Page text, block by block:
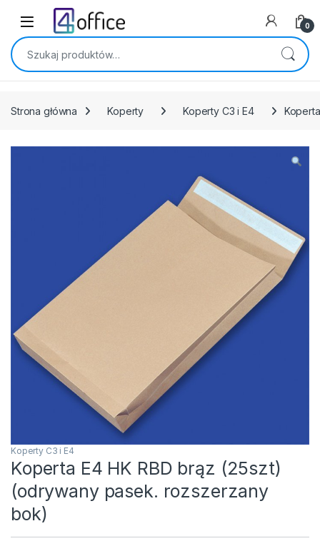
Skip to navigation
Skip to content
0
Szukaj:
Strona główna Koperty Koperty C3 i E4
Koperty C3 i E4
Koperta E4 HK RBD brąz (25szt)
(odrywany pasek. rozszerzany
bok)